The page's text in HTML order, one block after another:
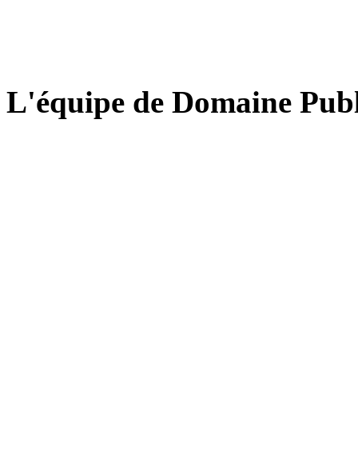
L'équipe de Domaine